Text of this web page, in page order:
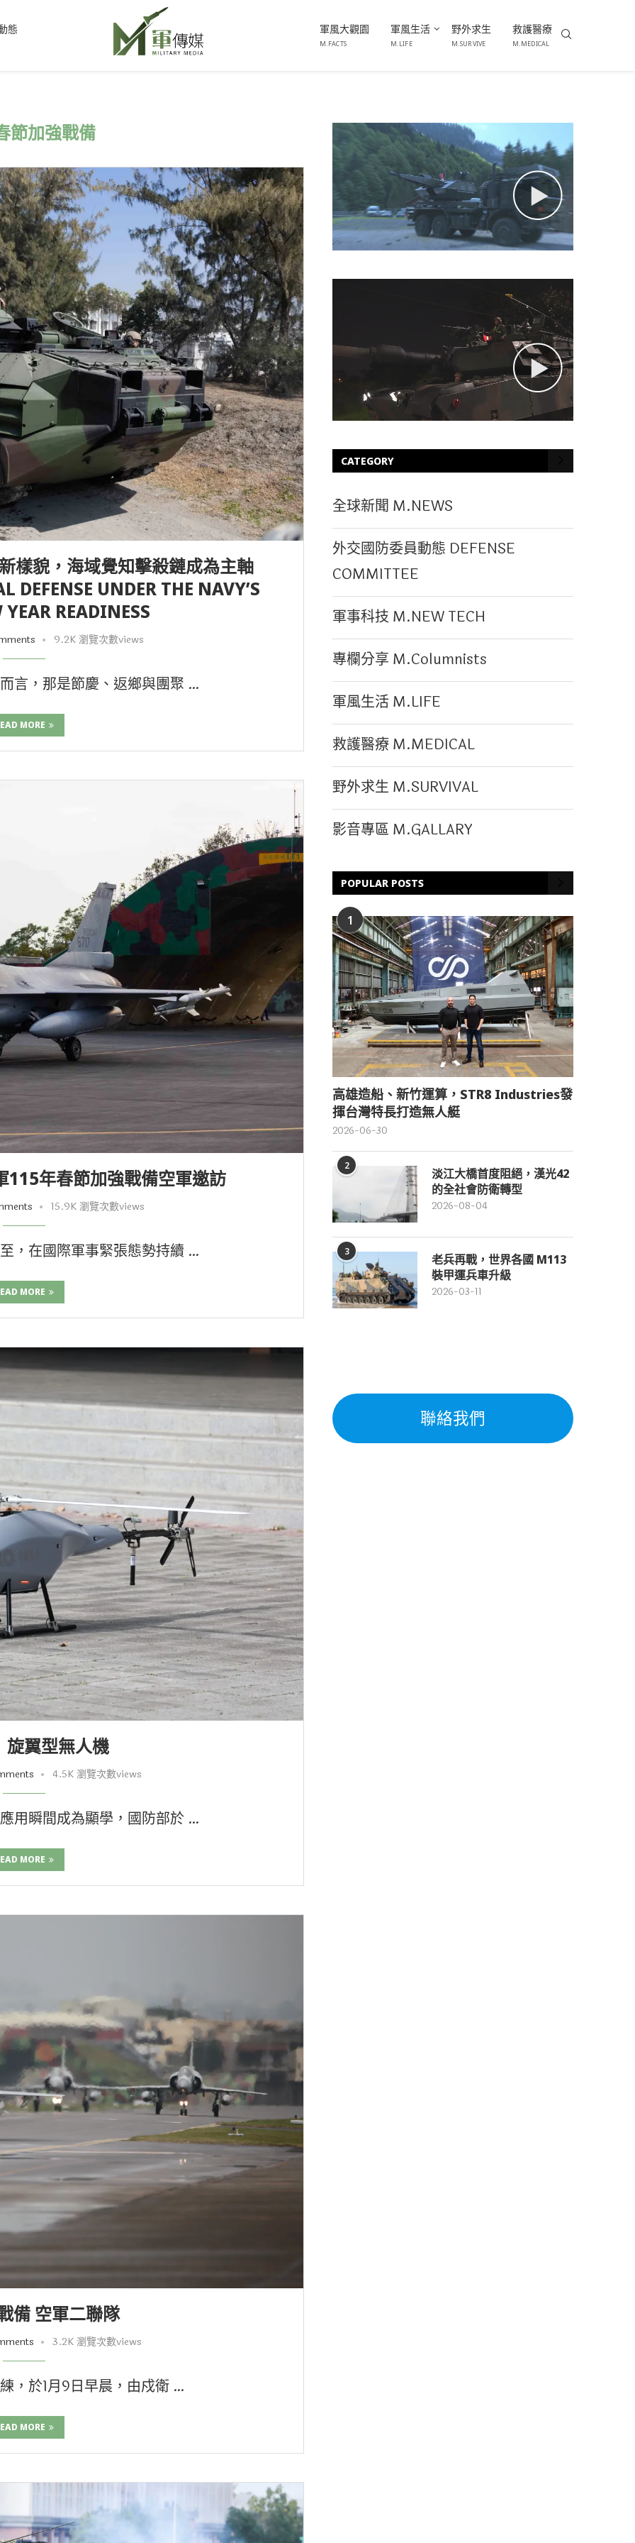
態 軍風大觀園
M.FACTS
軍風生活
M.LIFE
野外求生
M.SURVIVE
救護醫療
M.MEDICAL
節加強戰備
樣貌，海域覺知擊殺鏈成為主軸
DEFENSE UNDER THE NAVY’S
READINESS
9.2K 瀏覽次數views
言，那是節慶、返鄉與團聚 …
MORE
115年春節加強戰備空軍邀訪
15.9K 瀏覽次數views
，在國際軍事緊張態勢持續 …
MORE
旋翼型無人機
4.5K 瀏覽次數views
用瞬間成為顯學，國防部於 …
MORE
備 空軍二聯隊
3.2K 瀏覽次數views
，於1月9日早晨，由戍衛 …
MORE
CATEGORY
全球新聞 M.NEWS
外交國防委員動態 DEFENSE
COMMITTEE
軍事科技 M.NEW TECH
專欄分享 M.Columnists
軍風生活 M.LIFE
救護醫療 M.MEDICAL
野外求生 M.SURVIVAL
影音專區 M.GALLARY
POPULAR POSTS
1
高雄造船、新竹運算，STR8 Industries發
揮台灣特長打造無人艇
2026-06-30
2
淡江大橋首度阻絕，漢光42
的全社會防衛轉型
2026-08-04
3
老兵再戰，世界各國 M113
裝甲運兵車升級
2026-03-11
聯絡我們